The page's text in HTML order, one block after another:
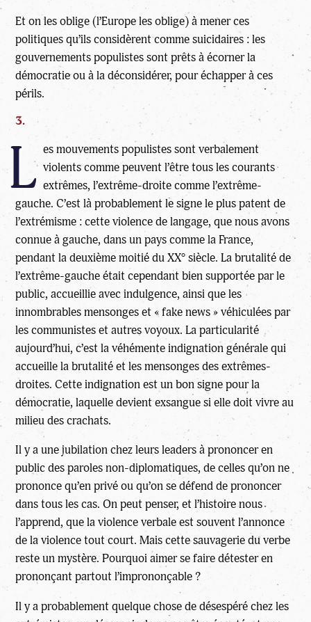
Et on les oblige (l’Europe les oblige) à mener ces
politiques qu’ils considèrent comme suicidaires : les
gouvernements populistes sont prêts à écorner la
démocratie ou à la déconsidérer, pour échapper à ces
périls.
3.
L es mouvements populistes sont verbalement
violents comme peuvent l’être tous les courants
extrêmes, l’extrême-droite comme l’extrême-
gauche. C’est là probablement le signe le plus patent de
l’extrémisme : cette violence de langage, que nous avons
connue à gauche, dans un pays comme la France,
pendant la deuxième moitié du XX° siècle. La brutalité de
l’extrême-gauche était cependant bien supportée par le
public, accueillie avec indulgence, ainsi que les
innombrables mensonges et « fake news » véhiculées par
les communistes et autres voyoux. La particularité
aujourd’hui, c’est la véhémente indignation générale qui
accueille la brutalité et les mensonges des extrêmes-
droites. Cette indignation est un bon signe pour la
démocratie, laquelle devient exsangue si elle doit vivre au
milieu des crachats.
Il y a une jubilation chez leurs leaders à prononcer en
public des paroles non-diplomatiques, de celles qu’on ne
prononce qu’en privé ou qu’on se défend de prononcer
dans tous les cas. On peut penser, et l’histoire nous
l’apprend, que la violence verbale est souvent l’annonce
de la violence tout court. Mais cette sauvagerie du verbe
reste un mystère. Pourquoi aimer se faire détester en
prononçant partout l’imprononçable ?
Il y a probablement quelque chose de désespéré chez les